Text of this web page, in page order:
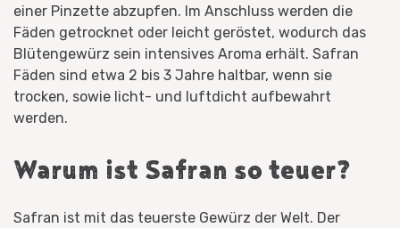
einer Pinzette abzupfen. Im Anschluss werden die
Fäden getrocknet oder leicht geröstet, wodurch das
Blütengewürz sein intensives Aroma erhält. Safran
Fäden sind etwa 2 bis 3 Jahre haltbar, wenn sie
trocken, sowie licht- und luftdicht aufbewahrt
werden.
Warum ist Safran so teuer?
Safran ist mit das teuerste Gewürz der Welt. Der